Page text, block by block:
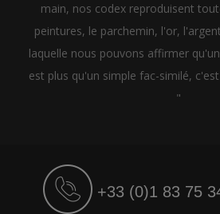
main, nos codex reproduisent
peintures, le parchemin, l'or,
laquelle nous pouvons affirmer
est plus qu'un simple fac-similé,
"
+33 (0)1 83 75